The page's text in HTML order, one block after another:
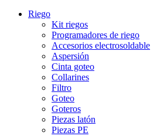
Riego
Kit riegos
Programadores de riego
Accesorios electrosoldable
Aspersión
Cinta goteo
Collarines
Filtro
Goteo
Goteros
Piezas latón
Piezas PE